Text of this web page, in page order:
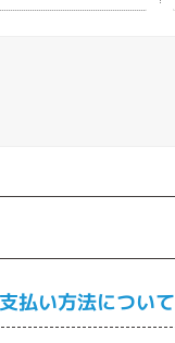
払い方法について